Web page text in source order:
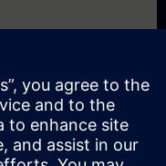
for this training, for
then please click the